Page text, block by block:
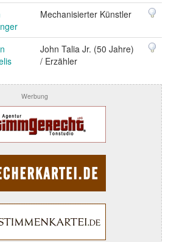
Mechanisierter Künstler
John Talia Jr. (50 Jahre)
/ Erzähler
Werbung